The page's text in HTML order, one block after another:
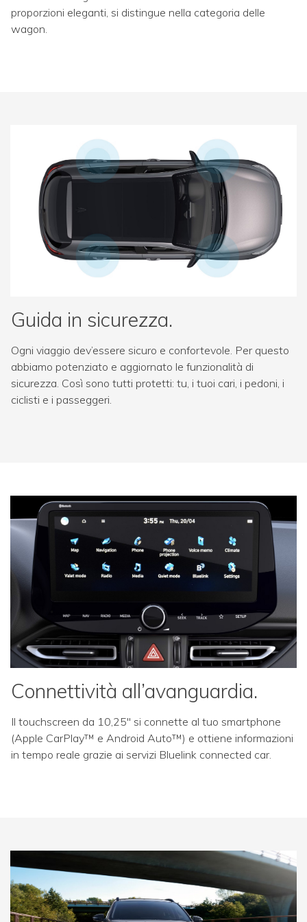
proporzioni eleganti, si distingue nella categoria delle
wagon.
Guida in sicurezza.
Ogni viaggio dev’essere sicuro e confortevole. Per questo
abbiamo potenziato e aggiornato le funzionalità di
sicurezza. Così sono tutti protetti: tu, i tuoi cari, i pedoni, i
ciclisti e i passeggeri.
Connettività all’avanguardia.
Il touchscreen da 10,25" si connette al tuo smartphone
(Apple CarPlay™ e Android Auto™) e ottiene informazioni
in tempo reale grazie ai servizi Bluelink connected car.